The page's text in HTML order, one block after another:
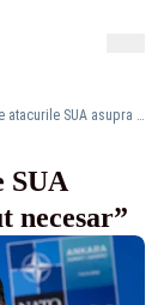
Șeful NATO susține atacurile SUA asupra Iranului: „Era absolut necesar”
SUA
necesar”